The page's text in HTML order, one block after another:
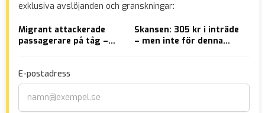
exklusiva avslöjanden och granskningar:
Migrant attackerade
passagerare på tåg –
Skansen: 305 kr i inträde
– men inte för denna
E-postadress